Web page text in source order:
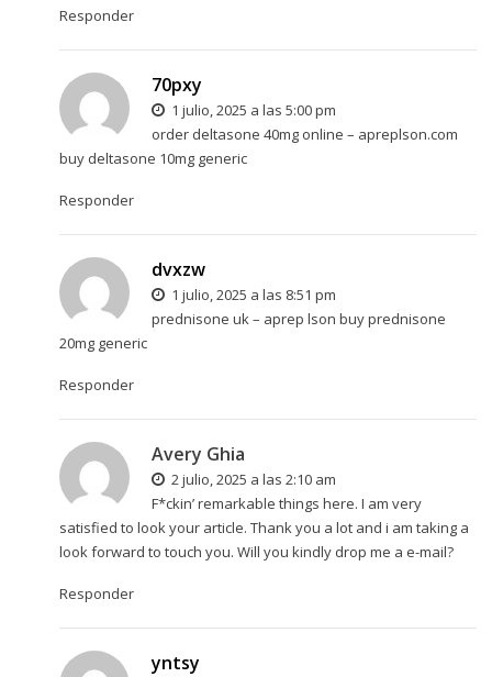
Responder
70pxy
1 julio, 2025 a las 5:00 pm
order deltasone 40mg online – apreplson.com
buy deltasone 10mg generic
Responder
dvxzw
1 julio, 2025 a las 8:51 pm
prednisone uk – aprep lson buy prednisone
20mg generic
Responder
Avery Ghia
2 julio, 2025 a las 2:10 am
F*ckin’ remarkable things here. I am very
satisfied to look your article. Thank you a lot and i am taking a
look forward to touch you. Will you kindly drop me a e-mail?
Responder
yntsy